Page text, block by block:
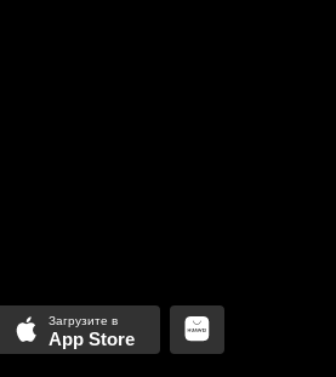
App Store